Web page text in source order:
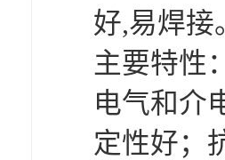
好,易焊接
主要特性
电气和介
定性好；